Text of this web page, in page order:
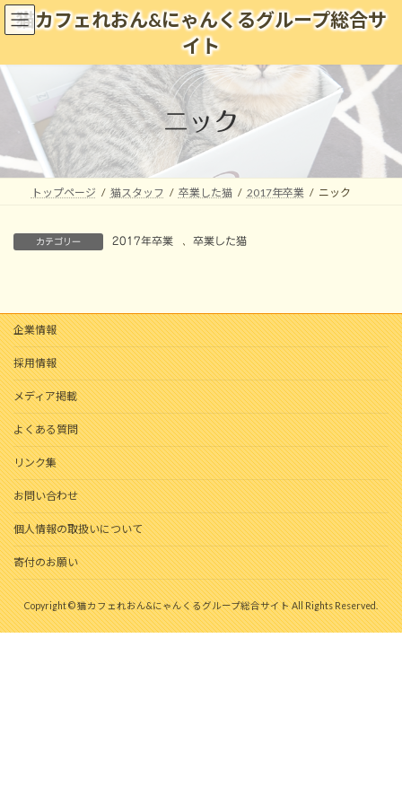
コ
ン
ン
ツ
へ
ッ
プ
ナ
ビ
ー
シ
ョ
移
動
猫カフェれおん&にゃんくるグループ総合サ
イト
ニック
トップページ 猫スタッフ 卒業した猫 2017年卒業 ニック
カテゴリー 2017年卒業 卒業した猫
企業情報
採用情報
メディア掲載
よくある質問
リンク集
お問い合わせ
個人情報の取扱いについて
寄付のお願い
Copyright © 猫カフェれおん&にゃんくるグループ総合サイト All Rights Reserved.